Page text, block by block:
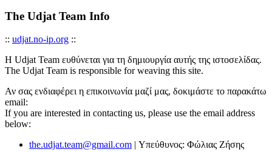
The Udjat Team Info
:: udjat.no-ip.org ::
Η Udjat Team ευθύνεται για τη δημιουργία αυτής της ιστοσελίδας.
The Udjat Team is responsible for weaving this site.
Αν σας ενδιαφέρει η επικοινωνία μαζί μας, δοκιμάστε το παρακάτω
email:
If you are interested in contacting us, please use the email address
below:
the.udjat.team@gmail.com | Υπεύθυνος: Φώλιας Ζήσης